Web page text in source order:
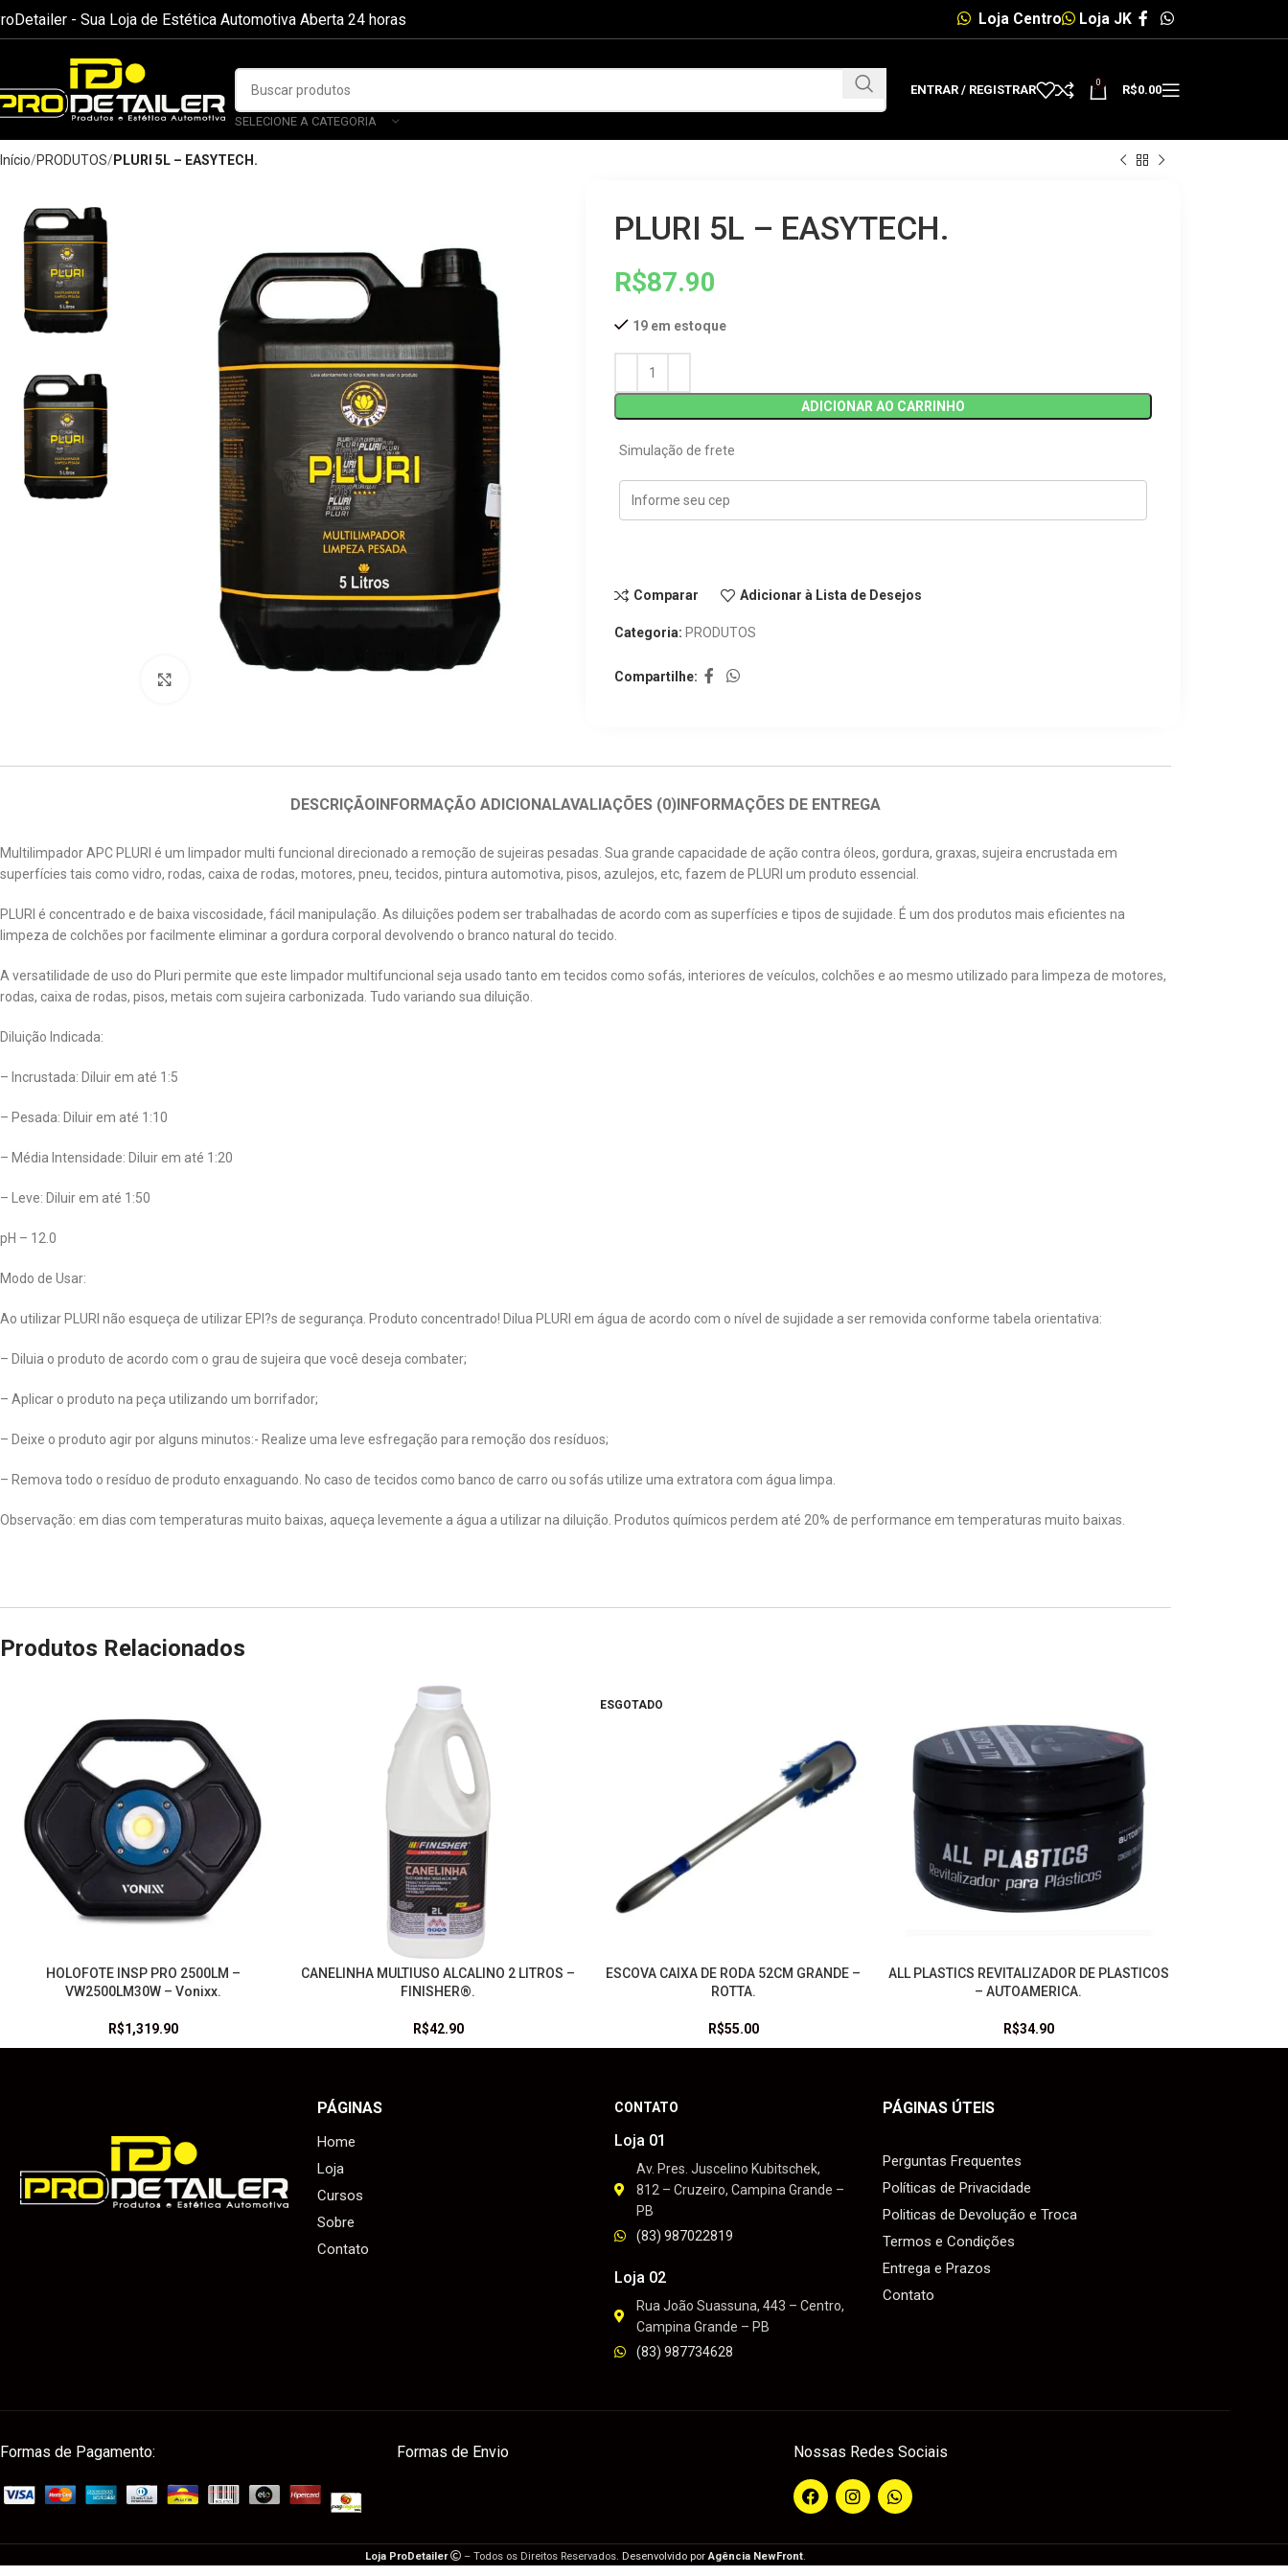
- Sua Loja de Estética Automotiva Aberta 24 horas Loja Centro Loja JK
SELECIONE A CATEGORIA
ENTRAR / REGISTRAR
0
R$0.00
Início PRODUTOS PLURI 5L – EASYTECH.
PLURI 5L – EASYTECH.
R$87.90
19 em estoque
ADICIONAR AO CARRINHO
Simulação de frete
Comparar Adicionar à Lista de Desejos
Categoria: PRODUTOS
Compartilhe:
DESCRIÇÃOINFORMAÇÃO ADICIONALAVALIAÇÕES (0)INFORMAÇÕES DE ENTREGA
Multilimpador APC PLURI é um limpador multi funcional direcionado a remoção de sujeiras pesadas. Sua grande capacidade de ação contra óleos, gordura, graxas, sujeira encrustada em
superfícies tais como vidro, rodas, caixa de rodas, motores, pneu, tecidos, pintura automotiva, pisos, azulejos, etc, fazem de PLURI um produto essencial.
PLURI é concentrado e de baixa viscosidade, fácil manipulação. As diluições podem ser trabalhadas de acordo com as superfícies e tipos de sujidade. É um dos produtos mais eficientes na
limpeza de colchões por facilmente eliminar a gordura corporal devolvendo o branco natural do tecido.
A versatilidade de uso do Pluri permite que este limpador multifuncional seja usado tanto em tecidos como sofás, interiores de veículos, colchões e ao mesmo utilizado para limpeza de motores,
rodas, caixa de rodas, pisos, metais com sujeira carbonizada. Tudo variando sua diluição.
Diluição Indicada:
– Incrustada: Diluir em até 1:5
– Pesada: Diluir em até 1:10
– Média Intensidade: Diluir em até 1:20
– Leve: Diluir em até 1:50
pH – 12.0
Modo de Usar:
Ao utilizar PLURI não esqueça de utilizar EPI?s de segurança. Produto concentrado! Dilua PLURI em água de acordo com o nível de sujidade a ser removida conforme tabela orientativa:
– Diluia o produto de acordo com o grau de sujeira que você deseja combater;
– Aplicar o produto na peça utilizando um borrifador;
– Deixe o produto agir por alguns minutos:- Realize uma leve esfregação para remoção dos resíduos;
– Remova todo o resíduo de produto enxaguando. No caso de tecidos como banco de carro ou sofás utilize uma extratora com água limpa.
Observação: em dias com temperaturas muito baixas, aqueça levemente a água a utilizar na diluição. Produtos químicos perdem até 20% de performance em temperaturas muito baixas.
Produtos Relacionados
ADICIONAR AO CARRINHO
HOLOFOTE INSP PRO 2500LM –
VW2500LM30W – Vonixx.
R$1,319.90
ADICIONAR AO CARRINHO
CANELINHA MULTIUSO ALCALINO 2 LITROS –
FINISHER®.
R$42.90
ESGOTADO
LEIA MAIS
ESCOVA CAIXA DE RODA 52CM GRANDE –
ROTTA.
R$55.00
ADICIONAR AO CARRINHO
ALL PLASTICS REVITALIZADOR DE PLASTICOS
– AUTOAMERICA.
R$34.90
PÁGINAS
Home
Loja
Cursos
Sobre
Contato
CONTATO
Loja 01
Av. Pres. Juscelino Kubitschek,
812 – Cruzeiro, Campina Grande –
PB
(83) 987022819
Loja 02
Rua João Suassuna, 443 – Centro,
Campina Grande – PB
(83) 987734628
PÁGINAS ÚTEIS
Perguntas Frequentes
Políticas de Privacidade
Politicas de Devolução e Troca
Termos e Condições
Entrega e Prazos
Contato
Formas de Pagamento: Formas de Envio Nossas Redes Sociais
Loja ProDetailer – Todos os Direitos Reservados. Desenvolvido porAgência NewFront.